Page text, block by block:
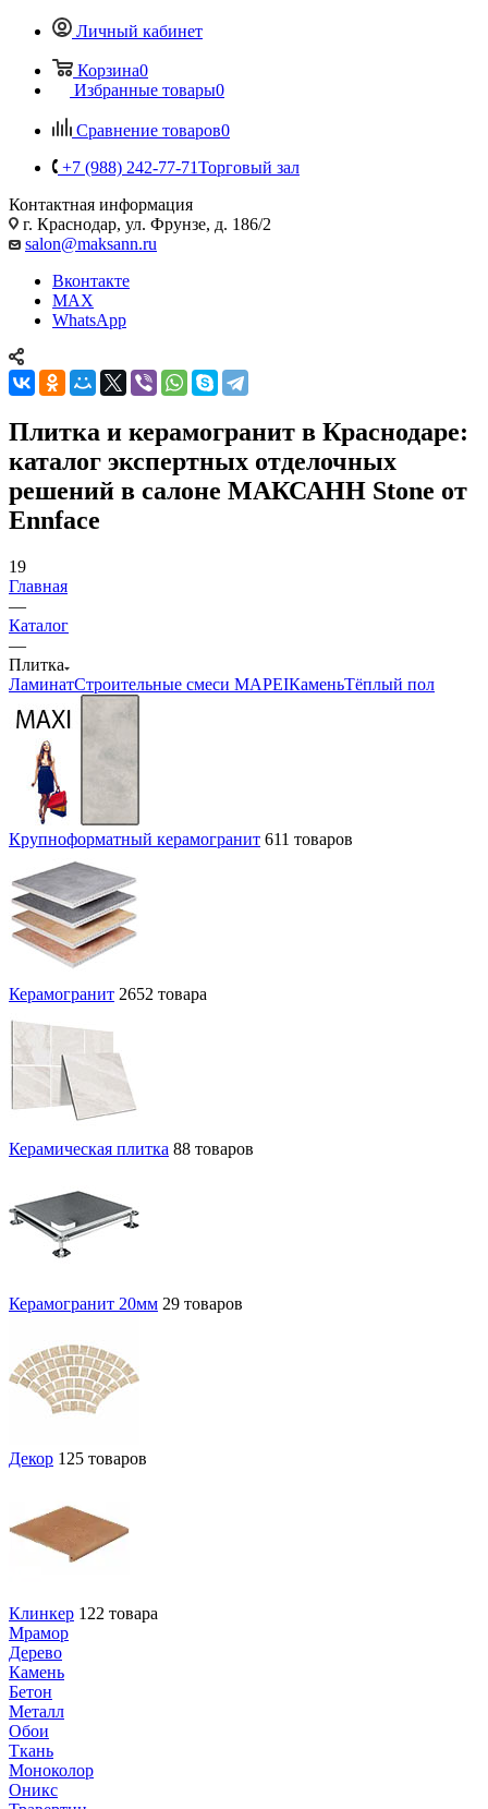
Личный кабинет
Корзина0
Избранные товары0
Сравнение товаров0
+7 (988) 242-77-71Торговый зал
Контактная информация
г. Краснодар, ул. Фрунзе, д. 186/2
salon@maksann.ru
Вконтакте
MAX
WhatsApp
Плитка и керамогранит в Краснодаре:
каталог экспертных отделочных
решений в салоне МАКСАНН Stone от
Ennface
19
Главная
—
Каталог
—
Плитка
ЛаминатСтроительные смеси MAPEIКаменьТёплый пол
Крупноформатный керамогранит 611 товаров
Керамогранит 2652 товара
Керамическая плитка 88 товаров
Керамогранит 20мм 29 товаров
Декор 125 товаров
Клинкер 122 товара
Мрамор
Дерево
Камень
Бетон
Металл
Обои
Ткань
Моноколор
Оникс